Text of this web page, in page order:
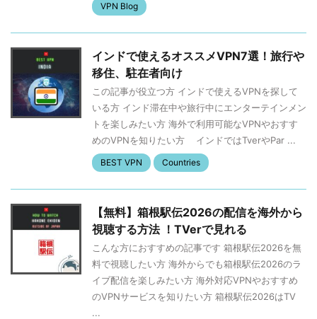
VPN Blog
インドで使えるオススメVPN7選！旅行や
移住、駐在者向け
この記事が役立つ方 インドで使えるVPNを探して
いる方 インド滞在中や旅行中にエンターテインメン
トを楽しみたい方 海外で利用可能なVPNやおすす
めのVPNを知りたい方 インドではTverやPar ...
BEST VPN Countries
【無料】箱根駅伝2026の配信を海外から
視聴する方法 ！TVerで見れる
こんな方におすすめの記事です 箱根駅伝2026を無
料で視聴したい方 海外からでも箱根駅伝2026のラ
イブ配信を楽しみたい方 海外対応VPNやおすすめ
のVPNサービスを知りたい方 箱根駅伝2026はTV
...